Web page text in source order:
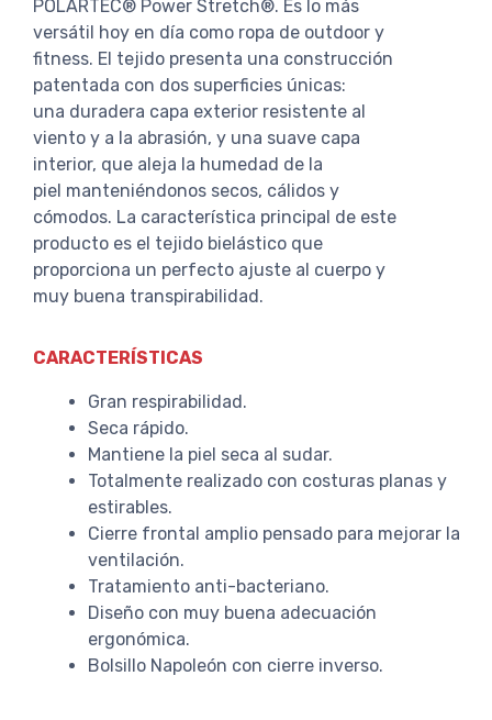
POLARTEC® Power Stretch®. Es lo más
versátil hoy en día como ropa de outdoor y
fitness. El tejido presenta una construcción
patentada con dos superficies únicas:
una duradera capa exterior resistente al
viento y a la abrasión, y una suave capa
interior, que aleja la humedad de la
piel manteniéndonos secos, cálidos y
cómodos. La característica principal de este
producto es el tejido bielástico que
proporciona un perfecto ajuste al cuerpo y
muy buena transpirabilidad.
CARACTERÍSTICAS
Gran respirabilidad.
Seca rápido.
Mantiene la piel seca al sudar.
Totalmente realizado con costuras planas y
estirables.
Cierre frontal amplio pensado para mejorar la
ventilación.
Tratamiento anti-bacteriano.
Diseño con muy buena adecuación
ergonómica.
Bolsillo Napoleón con cierre inverso.